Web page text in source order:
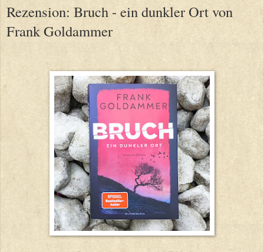
Rezension: Bruch - ein dunkler Ort von
Frank Goldammer